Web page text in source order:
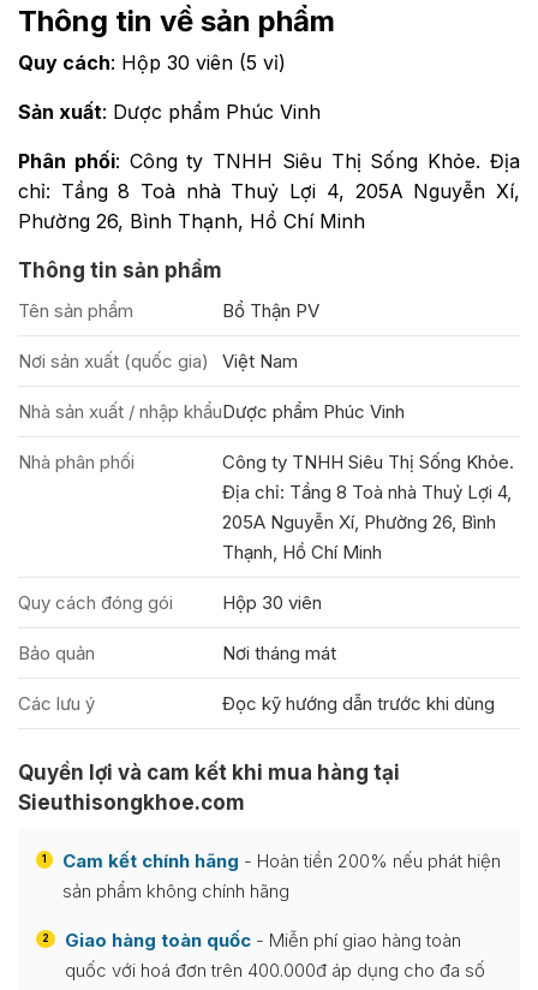
Thông tin về sản phẩm
Quy cách: Hộp 30 viên (5 vỉ)
Sản xuất: Dược phẩm Phúc Vinh
Phân phối: Công ty TNHH Siêu Thị Sống Khỏe. Địa
chỉ: Tầng 8 Toà nhà Thuỷ Lợi 4, 205A Nguyễn Xí,
Phường 26, Bình Thạnh, Hồ Chí Minh
Thông tin sản phẩm
Tên sản phẩm Bổ Thận PV
Nơi sản xuất (quốc gia) Việt Nam
Nhà sản xuất / nhập khẩuDược phẩm Phúc Vinh
Nhà phân phối
Công ty TNHH Siêu Thị Sống Khỏe.
Địa chỉ: Tầng 8 Toà nhà Thuỷ Lợi 4,
205A Nguyễn Xí, Phường 26, Bình
Thạnh, Hồ Chí Minh
Quy cách đóng gói Hộp 30 viên
Bảo quản Nơi tháng mát
Các lưu ý Đọc kỹ hướng dẫn trước khi dùng
Quyền lợi và cam kết khi mua hàng tại
Sieuthisongkhoe.com
1 Cam kết chính hãng - Hoàn tiền 200% nếu phát hiện
sản phẩm không chính hãng
2 Giao hàng toàn quốc - Miễn phí giao hàng toàn
quốc với hoá đơn trên 400.000đ áp dụng cho đa số